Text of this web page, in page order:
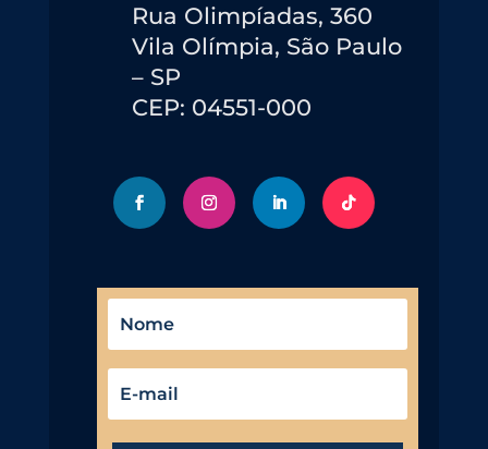
Rua Olimpíadas, 360
Vila Olímpia, São Paulo
– SP
CEP: 04551-000